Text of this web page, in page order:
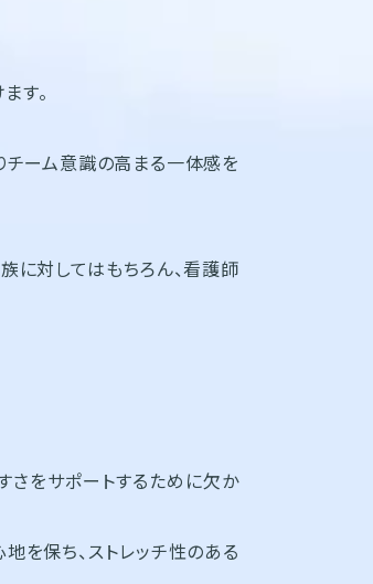
す。
チーム意識の高まる一体感を
に対してはもちろん、看護師
さをサポートするために欠か
を保ち、ストレッチ性のある